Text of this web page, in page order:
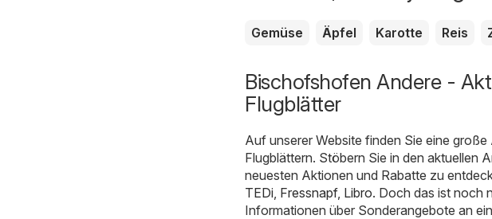
Gemüse Äpfel Karotte Reis
Bischofshofen Andere -
Flugblätter
Auf unserer Website finden Sie eine große
Flugblättern. Stöbern Sie in den aktuellen
neuesten Aktionen und Rabatte zu
TEDi Fressnapf, Libro. Doch das ist noch
Informationen über Sonderangebote an